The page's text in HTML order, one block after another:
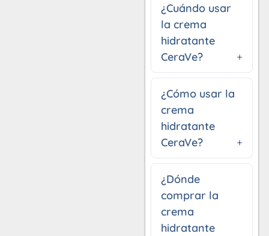
¿Cuándo usar
la crema
hidratante
CeraVe?
¿Cómo usar la
crema
hidratante
CeraVe?
¿Dónde
comprar la
crema
hidratante